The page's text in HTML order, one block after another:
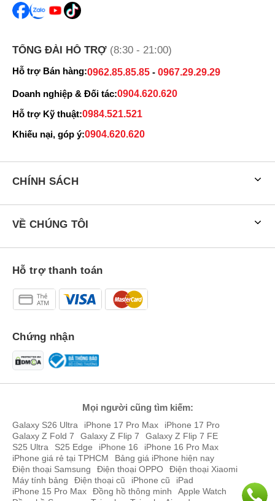
nhịp tim hay thực hành chánh niệm, Apple Fitness để theo dõi quá
trình luyện tập thể dục, tính năng theo dõi giấc ngủ,... Đây chắc
Chưa dừng lại ở đó,Apple Watch Series 7 45mm GPS
cung cấp
nhanh hơn 33% so với thế hệ tiền nhiệm.
Apple Watch Series 7 45mm GPS
màn hình lớn và nhiều tính năn theo dõi sức khỏe hiện đại, còn
chần chừ gì mà không đặt mua ngay.
Duy Anh
Là Chuyên gia Đánh giá Sản phẩm tại Đức Huy Mobile.
Với 5 năm kinh nghiệm trực tiếp trên tay và kiểm thử
hàng trăm thiết bị di động. Với lợi thế được tiếp cận sản
phẩm mới, Duy Anh mang đến cho độc giả những bài tin
tức, đánh giá, so sánh và thủ thuật dựa trên trải nghiệm
thực tế, giúp bạn tìm được sản phẩm phù hợp với nhu
TỔNG ĐÀI HỖ TRỢ (8:30 - 21:00)
Hỗ trợ Bán hàng:0962.85.85.85 - 0967.29.29.29
Doanh nghiệp & Đối tác:0904.620.620
Hỗ trợ Kỹ thuật:0984.521.521
Khiếu nại, góp ý:0904.620.620
CHÍNH SÁCH
VỀ CHÚNG TÔI
Hỗ trợ thanh toán
Chứng nhận
Mọi người cũng tìm kiếm:
Galaxy S26 Ultra iPhone 17 Pro Max
iPhone 17 Pro
Galaxy Z Fold 7
Galaxy Z Flip 7
Galaxy Z Flip 7 FE
S25 Ultra
S25 Edge iPhone 16
iPhone 16 Pro Max
iPhone giá rẻ tại TPHCM
Bảng giá iPhone hiện nay
Điện thoại Samsung
Điện thoại OPPO
Điện thoại Xiaomi
Máy tính bảng
Điện thoại cũ iPhone cũ
iPad
iPhone 15 Pro Max
Đồng hồ thông minh
Apple Watch